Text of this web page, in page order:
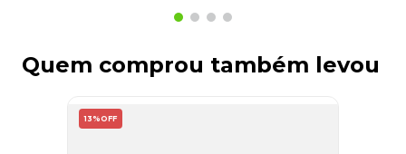
Quem comprou também levou
13% OFF